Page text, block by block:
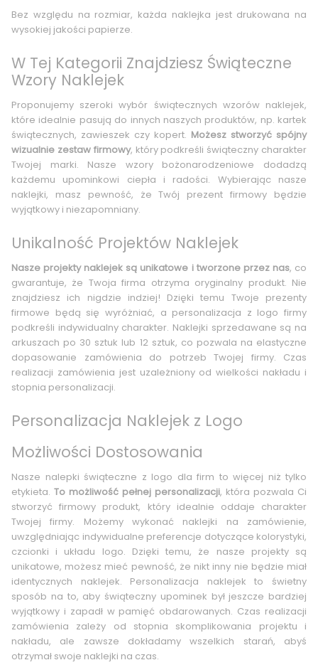
Bez względu na rozmiar, każda naklejka jest drukowana na
wysokiej jakości papierze.
W Tej Kategorii Znajdziesz Świąteczne
Wzory Naklejek
Proponujemy szeroki wybór świątecznych wzorów naklejek,
które idealnie pasują do innych naszych produktów, np. kartek
świątecznych, zawieszek czy kopert. Możesz stworzyć spójny
wizualnie zestaw firmowy, który podkreśli świąteczny charakter
Twojej marki. Nasze wzory bożonarodzeniowe dodadzą
każdemu upominkowi ciepła i radości. Wybierając nasze
naklejki, masz pewność, że Twój prezent firmowy będzie
wyjątkowy i niezapomniany.
Unikalność Projektów Naklejek
Nasze projekty naklejek są unikatowe i tworzone przez nas, co
gwarantuje, że Twoja firma otrzyma oryginalny produkt. Nie
znajdziesz ich nigdzie indziej! Dzięki temu Twoje prezenty
firmowe będą się wyróżniać, a personalizacja z logo firmy
podkreśli indywidualny charakter. Naklejki sprzedawane są na
arkuszach po 30 sztuk lub 12 sztuk, co pozwala na elastyczne
dopasowanie zamówienia do potrzeb Twojej firmy. Czas
realizacji zamówienia jest uzależniony od wielkości nakładu i
stopnia personalizacji.
Personalizacja Naklejek z Logo
Możliwości Dostosowania
Nasze nalepki świąteczne z logo dla firm to więcej niż tylko
etykieta. To możliwość pełnej personalizacji, która pozwala Ci
stworzyć firmowy produkt, który idealnie oddaje charakter
Twojej firmy. Możemy wykonać naklejki na zamówienie,
uwzględniając indywidualne preferencje dotyczące kolorystyki,
czcionki i układu logo. Dzięki temu, że nasze projekty są
unikatowe, możesz mieć pewność, że nikt inny nie będzie miał
identycznych naklejek. Personalizacja naklejek to świetny
sposób na to, aby świąteczny upominek był jeszcze bardziej
wyjątkowy i zapadł w pamięć obdarowanych. Czas realizacji
zamówienia zależy od stopnia skomplikowania projektu i
nakładu, ale zawsze dokładamy wszelkich starań, abyś
otrzymał swoje naklejki na czas.